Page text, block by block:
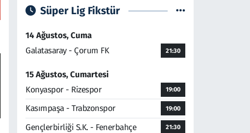
Süper Lig Fikstür
14 Ağustos, Cuma
Galatasaray - Çorum FK
21:30
15 Ağustos, Cumartesi
Konyaspor - Rizespor
19:00
Kasımpaşa - Trabzonspor 19:00
Gençlerbirliği S.K. - Fenerbahçe 21:30